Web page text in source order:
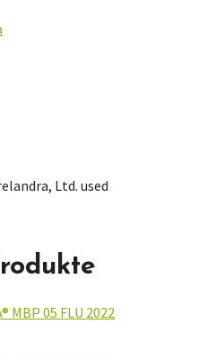
Ltd. used